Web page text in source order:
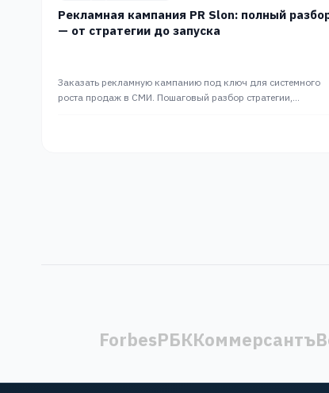
Рекламная кампания PR Slon: полный
— от стратегии до запуска
Заказать рекламную кампанию под ключ для системного
роста продаж в СМИ. Пошаговый разбор стратегии,
ForbesРБККоммерсантъ